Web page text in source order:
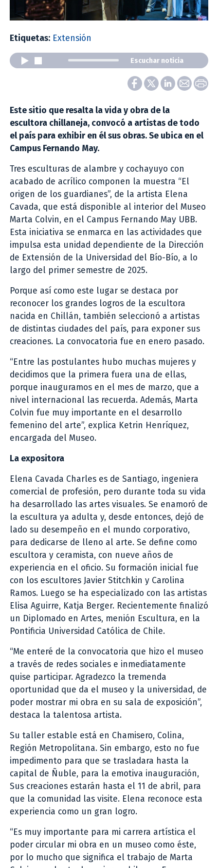
Etiquetas: Extensión
Escuchar noticia
Este sitio que resalta la vida y obra de la
escultora chillaneja, convocó a artistas de todo
el país para exhibir en él sus obras. Se ubica en el
Campus Fernando May.
Tres esculturas de alambre y cochayuyo con
acabado de acrílico componen la muestra “El
origen de los guardianes”, de la artista Elena
Cavada, que está disponible al interior del Museo
Marta Colvin, en el Campus Fernando May UBB.
Esta iniciativa se enmarca en las actividades que
impulsa esta unidad dependiente de la Dirección
de Extensión de la Universidad del Bío-Bío, a lo
largo del primer semestre de 2025.
Porque así como este lugar se destaca por
reconocer los grandes logros de la escultora
nacida en Chillán, también seleccionó a artistas
de distintas ciudades del país, para exponer sus
creaciones. La convocatoria fue en enero pasado.
“Entre las postulantes hubo muchas mujeres y
decidimos que la primera fuera una de ellas,
porque inauguramos en el mes de marzo, que a
nivel internacional las recuerda. Además, Marta
Colvin fue muy importante en el desarrollo
femenino del arte”, explica Ketrin Henríquez,
encargada del Museo.
La expositora
Elena Cavada Charles es de Santiago, ingeniera
comercial de profesión, pero durante toda su vida
ha desarrollado las artes visuales. Se enamoró de
la escultura ya adulta y, desde entonces, dejó de
lado su desempeño en el mundo corporativo,
para dedicarse de lleno al arte. Se define como
escultora y ceramista, con nueve años de
experiencia en el oficio. Su formación inicial fue
con los escultores Javier Stitchkin y Carolina
Ramos. Luego se ha especializado con las artistas
Elisa Aguirre, Katja Berger. Recientemente finalizó
un Diplomado en Artes, menión Escultura, en la
Pontificia Universidad Católica de Chile.
“Me enteré de la convocatoria que hizo el museo
a través de redes sociales e inmediatamente
quise participar. Agradezco la tremenda
oportunidad que da el museo y la universidad, de
poder mostrar mi obra en su sala de exposición”,
destaca la talentosa artista.
Su taller estable está en Chamisero, Colina,
Región Metropolitana. Sin embargo, esto no fue
impedimento para que se trasladara hasta la
capital de Ñuble, para la emotiva inauguración,
Sus creaciones estarán hasta el 11 de abril, para
que la comunidad las visite. Elena reconoce esta
experiencia como un gran logro.
“Es muy importante para mi carrera artística el
poder circular mi obra en un museo como éste,
por lo mucho que significa el trabajo de Marta